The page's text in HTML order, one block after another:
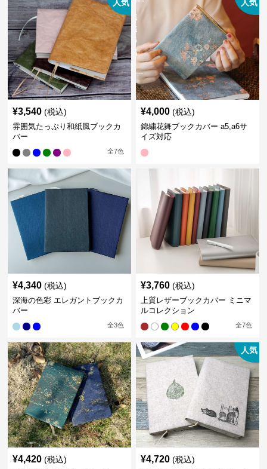
人気
¥3,540 (税込)
雰囲気たっぷり和紙風ブックカ
バー
全7色
人気
¥4,000 (税込)
錦繍花舞ブックカバー a5,a6サ
イズ対応
¥4,340 (税込)
深海の色彩 エレガントブックカ
バー
全3色
¥3,760 (税込)
上質レザーブックカバー ミニマ
ルコレクション
全7色
¥4,420 (税込)
人気
¥4,720 (税込)